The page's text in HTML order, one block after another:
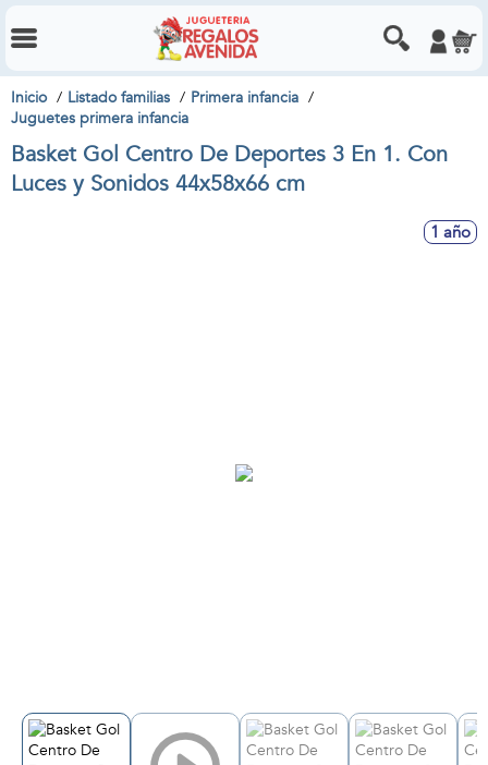
Inicio Listado familias
Primera infancia
Juguetes primera infancia
Basket Gol Centro De Deportes 3 En 1. Con
Luces y Sonidos 44x58x66 cm
1 año